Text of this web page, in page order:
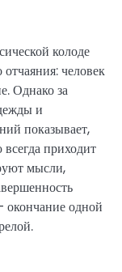
колоде
человек
Однако за
и
показывает,
приходит
мысли,
окончание одной